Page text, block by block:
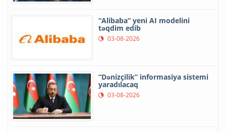
“Alibaba” yeni AI modelini
təqdim edib
03-08-2026
“Dənizçilik” informasiya sistemi
yaradılacaq
03-08-2026